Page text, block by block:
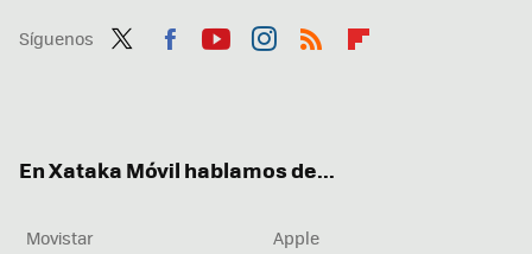
Síguenos
En Xataka Móvil hablamos de...
Movistar
Apple